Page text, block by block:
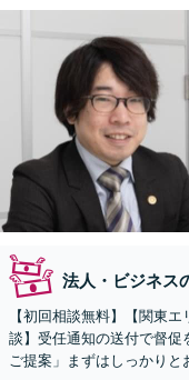
法人・ビジネス
【初回相談無料】【関東
談】受任通知の送付で督促
ご提案」まずはしっかり